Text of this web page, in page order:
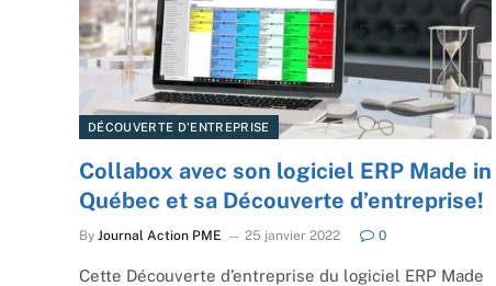
DÉCOUVERTE D'ENTREPRISE
Collabox avec son logiciel ERP Made in
Québec et sa Découverte d’entreprise!
By Journal Action PME 25 janvier 2022 0
Cette Découverte d’entreprise du logiciel ERP Made